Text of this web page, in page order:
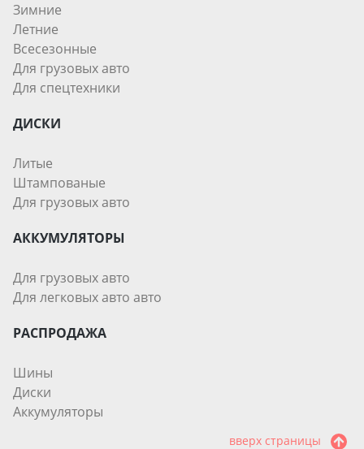
Зимние
Летние
Всесезонные
Для грузовых авто
Для спецтехники
ДИСКИ
Литые
Штампованые
Для грузовых авто
АККУМУЛЯТОРЫ
Для грузовых авто
Для легковых авто авто
РАСПРОДАЖА
Шины
Диски
Аккумуляторы
вверх страницы